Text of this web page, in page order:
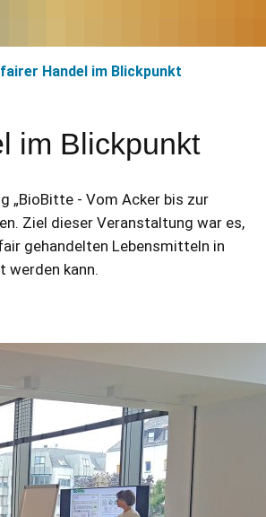
Handel im Blickpunkt
im Blickpunkt
„BioBitte - Vom Acker bis zur
Ziel dieser Veranstaltung war es,
gehandelten Lebensmitteln in
werden kann.